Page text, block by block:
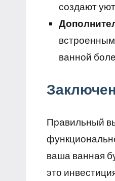
создают
ванной
Правильный
ваша ванная
это